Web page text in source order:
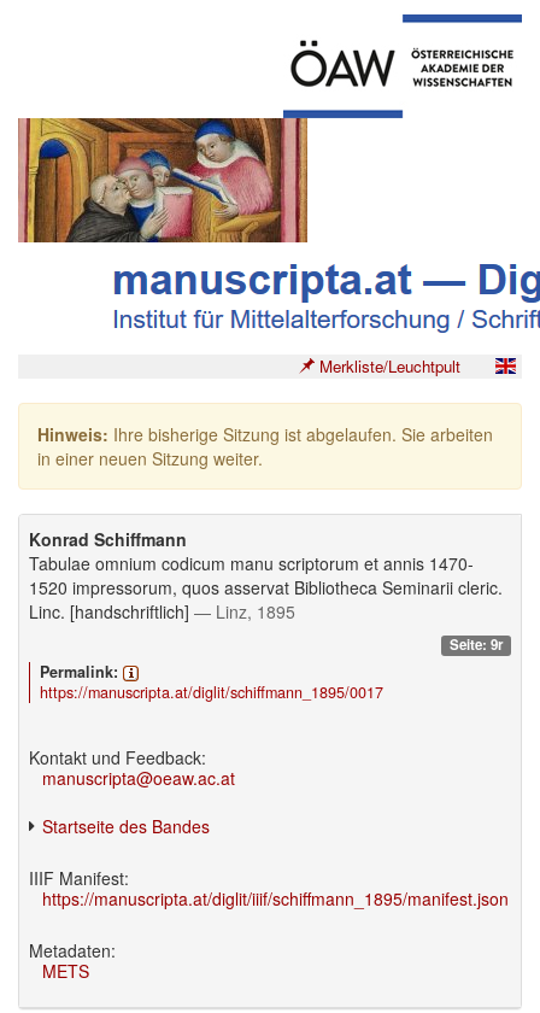
Merkliste/Leuchtpult
Hinweis: Ihre bisherige Sitzung ist abgelaufen. Sie arbeiten
in einer neuen Sitzung weiter.
Konrad Schiffmann
Tabulae omnium codicum manu scriptorum et annis 1470-
1520 impressorum, quos asservat Bibliotheca Seminarii cleric.
Linc. [handschriftlich] — Linz, 1895
Seite: 9r
Permalink:
https://manuscripta.at/diglit/schiffmann_1895/0017
Kontakt und Feedback:
manuscripta@oeaw.ac.at
Startseite des Bandes
IIIF Manifest:
https://manuscripta.at/diglit/iiif/schiffmann_1895/manifest.json
Metadaten:
METS